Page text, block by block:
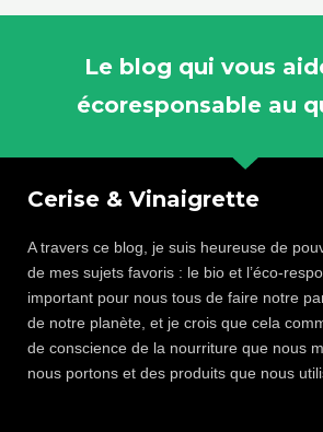
Le blog qui vous
écoresponsable au
Cerise & Vinaigrette
A travers ce blog, je suis heureuse de
de mes sujets favoris : le bio et l’éco-
important pour nous tous de faire notre
de notre planète, et je crois que cela
de conscience de la nourriture que nous
nous portons et des produits que nous